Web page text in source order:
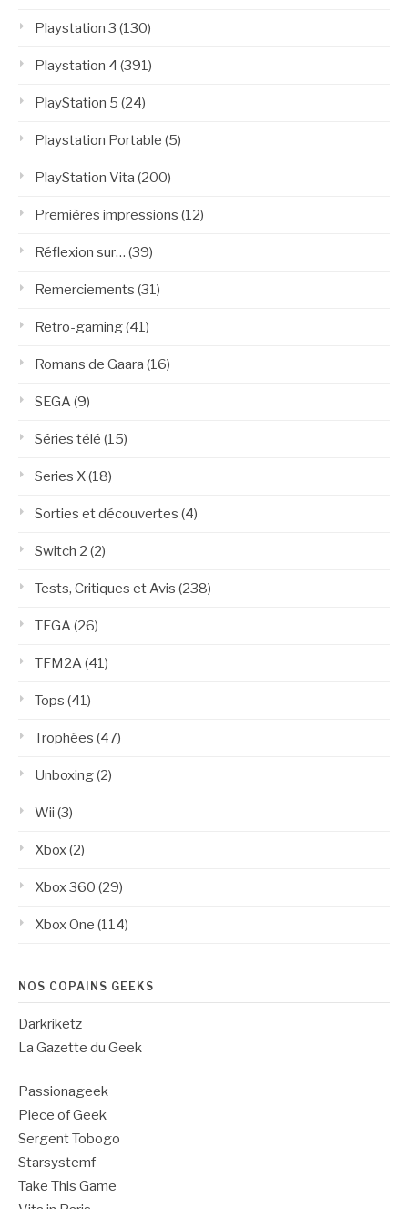
Playstation 3 (130)
Playstation 4 (391)
PlayStation 5 (24)
Playstation Portable (5)
PlayStation Vita (200)
Premières impressions (12)
Réflexion sur… (39)
Remerciements (31)
Retro-gaming(41)
Romans de Gaara (16)
SEGA(9)
Séries télé (15)
Series X(18)
Sorties et découvertes (4)
Switch 2 (2)
Tests, Critiques et Avis (238)
TFGA(26)
TFM2A(41)
Tops (41)
Trophées (47)
Unboxing(2)
Wii (3)
Xbox(2)
Xbox 360 (29)
Xbox One (114)
NOS COPAINS GEEKS
Darkriketz
La Gazette du Geek
Passionageek
Piece of Geek
Sergent Tobogo
Starsystemf
Take This Game